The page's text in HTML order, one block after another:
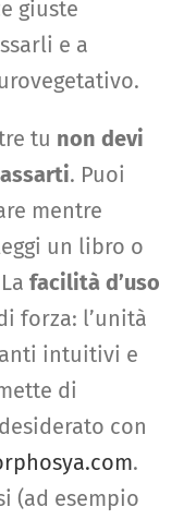
giuste
e a
tu non devi
. Puoi
mentre
un libro o
facilità d’uso
forza: l’unità
intuitivi e
di
con
.
(ad esempio